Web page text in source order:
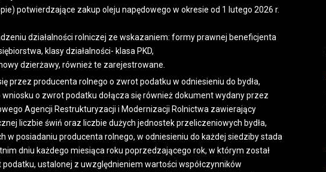
potwierdzające zakup oleju napędowego w okresie od 1 lutego 2026 r.
działalności rolniczej ze wskazaniem: formy prawnej beneficjenta
klasy działalności- klasa PKD,
dzierżawy, również te zarejestrowane.
przez producenta rolnego o zwrot podatku w odniesieniu do bydła,
wniosku o zwrot podatku dołącza się również dokument wydany przez
Agencji Restrukturyzacji i Modernizacji Rolnictwa zawierający
liczbie świń oraz liczbie dużych jednostek przeliczeniowych bydła,
w posiadaniu producenta rolnego, w odniesieniu do każdej siedziby stada
dniu każdego miesiąca roku poprzedzającego rok, w którym został
podatku, ustalonej z uwzględnieniem wartości współczynników